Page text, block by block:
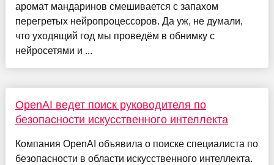
аромат мандаринов смешивается с запахом
перегретых нейропроцессоров. Да уж, не думали,
что уходящий год мы проведём в обнимку с
нейросетями и ...
OpenAI ведет поиск руководителя по
безопасности искусственного интеллекта
Компания OpenAI объявила о поиске специалиста по
безопасности в области искусственного интеллекта.